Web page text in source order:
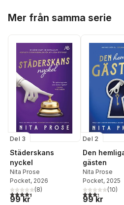
Mer från samma serie
Del 3
Städerskans
nyckel
Nita Prose
Pocket, 2026
4,4utav 5 stjärnor. Totalt antal röster:
(8)
99 kr
Del 2
Den
gästen
Nita Prose
Pocket, 2025
3,3utav 5(10)
99 kr